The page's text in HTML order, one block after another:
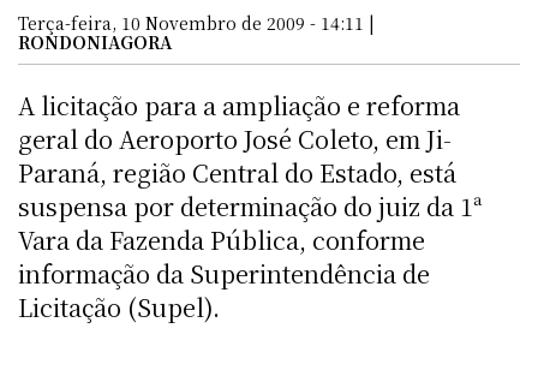
Terça-feira, 10 Novembro de 2009 - 14:11 |
RONDONIAGORA
A licitação para a ampliação e reforma
geral do Aeroporto José Coleto, em Ji-
Paraná, região Central do Estado, está
suspensa por determinação do juiz da 1ª
Vara da Fazenda Pública, conforme
informação da Superintendência de
Licitação (Supel).